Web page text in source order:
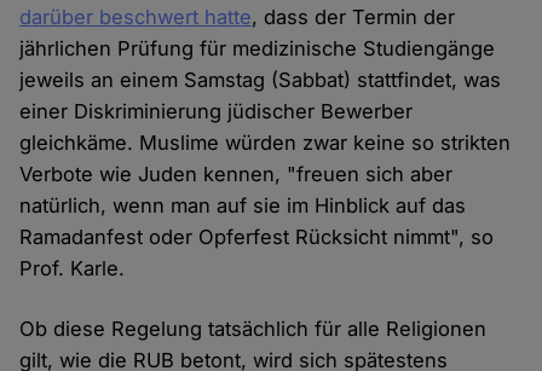
darüber beschwert hatte, dass der Termin der
jährlichen Prüfung für medizinische Studiengänge
jeweils an einem Samstag (Sabbat) stattfindet, was
einer Diskriminierung jüdischer Bewerber
gleichkäme. Muslime würden zwar keine so strikten
Verbote wie Juden kennen, "freuen sich aber
natürlich, wenn man auf sie im Hinblick auf das
Ramadanfest oder Opferfest Rücksicht nimmt", so
Prof. Karle.
Ob diese Regelung tatsächlich für alle Religionen
gilt, wie die RUB betont, wird sich spätestens